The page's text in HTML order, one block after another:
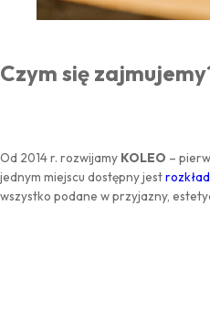
Czym się
Od 2014 r. rozwijamy KOLEO –
jednym miejscu dostępny jest
wszystko podane w przyjazny,